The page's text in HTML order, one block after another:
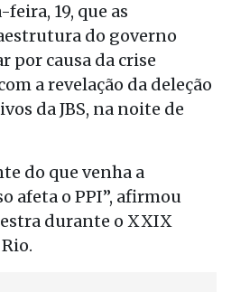
19, que as
do governo
por causa da crise
a revelação da deleção
da JBS, na noite de
do que venha a
afeta o PPI”, afirmou
durante o XXIX